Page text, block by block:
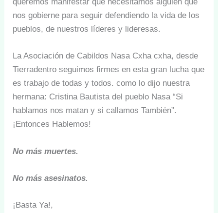
nos gobierne para seguir defendiendo la vida de los
pueblos, de nuestros líderes y lideresas.
La Asociación de Cabildos Nasa Cxha cxha, desde
Tierradentro seguimos firmes en esta gran lucha que
es trabajo de todas y todos. como lo dijo nuestra
hermana: Cristina Bautista del pueblo Nasa “Si
hablamos nos matan y si callamos También”.
¡Entonces Hablemos!
No más muertes.
No más asesinatos.
¡Basta Ya!,